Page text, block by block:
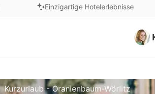
Einzigartige Hotelerlebnisse
Kurzurlaub - Oranienbaum-Wörlitz